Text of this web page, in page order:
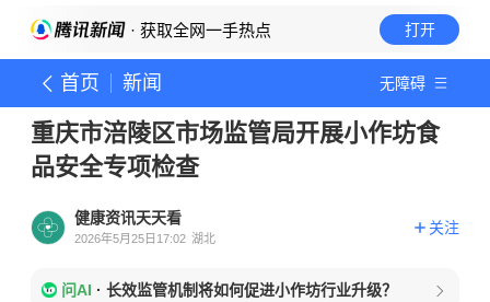
· 获取全网一手热点 打开
首页 新闻 无障碍
重庆市涪陵区市场监管局开展小作坊食
品安全专项检查
健康资讯天天看
2026年5月25日17:02 湖北
关注
问AI · 长效监管机制将如何促进小作坊行业升级？